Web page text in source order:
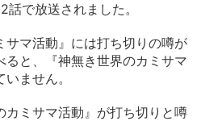
で放送されました。
サマ活動』には打ち切りの噂が
ると、『神無き世界のカミサマ
ません。
カミサマ活動』が打ち切りと噂